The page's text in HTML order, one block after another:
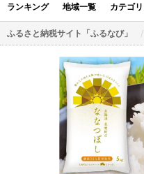
ランキング 地域一覧 カテゴリ
ふるさと納税サイト「ふるなび」